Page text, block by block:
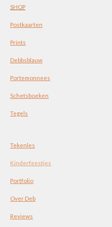
SHOP
Postkaarten
Prints
Debbsblauw
Portemonnees
Schetsboeken
Tegels
Tekenles
Kinderfeestjes
Portfolio
Over Deb
Reviews